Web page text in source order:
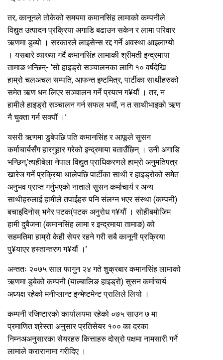
तर, कानूनले तोकेको समयमा कमानसिंह लामाको कम्पनीले
विद्युत उत्पादन प्रक्रिया अगाडि बढाउन सकेन र लामा परिवार
ऋणमा डुब्यो । सरकारले लाइसेन्स रद्द गर्ने अवस्था आइलाग्यो
। यसबारे व्याख्या गर्दै कमानसिंह लामाकी श्रीमती इन्द्रमाया
तामाङ भन्छिन्- ‘सो हाइड्रो सञ्चालनका लागि १० वर्षदेखि
हाम्रो चलअचल सम्पति, आफन्त इष्टमित्र, पार्टीका साथीहरुको
समेत ऋण धन लिएर सञ्चालन गर्ने प्रयत्न ग¥यौं । तर, न
हामीले हाइड्रो सञ्चालन गर्न सफल भयौं, न त साथीभाइको ऋण
नै चुक्ता गर्न सक्यौं ।’
यसरी ऋणमा डुबेपछि पति कमानसिंह र आफूले सुसन
कर्माचार्यसँग हारगुहार गरेको इन्द्रमाया बताउँछिन् । उनी अगाडि
भन्छिन्,’त्यहीबेला नेपाल विद्युत प्राधिकरणले हाम्रो अनुमतिपत्र
खारेज गर्ने प्रक्रिया थालेपछि पार्टीका साथी र हाइड्रोको समेत
अनुभव प्राप्त गर्नुभएको नाताले सुसन कर्माचार्य र अन्य
साथीहरुलाई हामीले तपाईहरु पनि संलग्न भएर संस्था (कम्पनी)
बचाइदिनोस् भनेर पटक(पटक अनुरोध ग¥यौं । सोहीबमोजिम
हामी दुबैजना (कमानसिंह लामा र इन्द्रमाया तामाङ) को
सहमतिमा हाम्रो केही सेयर रहने गरी सबै कानूनी प्रक्रिया
पु¥याएर हस्तान्तरण ग¥यौं ।’
अन्ततः २०७५ साल फागुन २४ गते शुक्रबार कमानसिंह लामाको
ऋणमा डुबेको कम्पनी (याल्बालिङ हाइड्रो) सुसन कर्माचार्य
अध्यक्ष रहेको मनीप्लान्ट इन्भेष्टमेन्ट प्रालिले लियो ।
कम्पनी रजिष्टारको कार्यालयमा रहेको ०७५ साउन ७ मा
प्रमाणित श्रेस्ता अनुसार प्रतिसेयर १०० का दरका
निम्नअअनुसारका सेयरहरु कित्ताहरु दोस्रो पक्षमा नामसारी गर्ने
लामाले करारानामा गरीदिए ।